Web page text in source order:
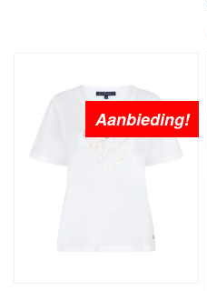
Aanbieding!